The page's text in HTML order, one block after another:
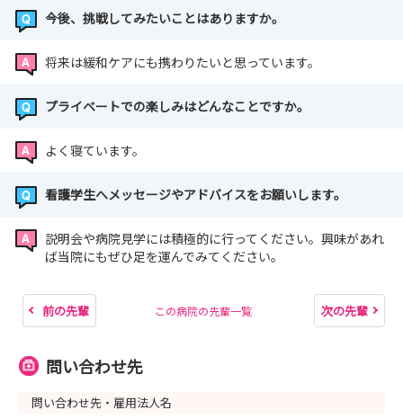
今後、挑戦してみたいことはありますか。
将来は緩和ケアにも携わりたいと思っています。
プライベートでの楽しみはどんなことですか。
よく寝ています。
看護学生へメッセージやアドバイスをお願いします。
説明会や病院見学には積極的に行ってください。興味があれ
ば当院にもぜひ足を運んでみてください。
前の先輩 この病院の先輩一覧 次の先輩
問い合わせ先
問い合わせ先・雇用法人名